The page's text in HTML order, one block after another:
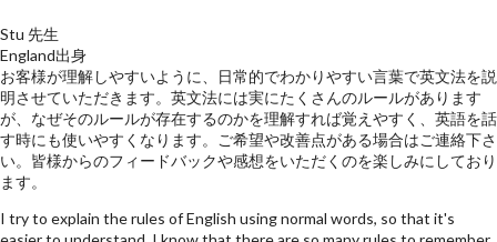
Stu 先生
England出身
お客様が理解しやすいように、日常的でわかりやすい言葉で英文法を説
明させていただきます。英文法には実にたくさんのルールがあります
が、なぜそのルールが存在するのかを理解すれば覚えやすく、英語を話
す時にも使いやすくなります。ご希望や改善点がある場合はご連絡下さ
い。皆様からのフィードバックや感想をいただくのを楽しみにしており
ます。
I try to explain the rules of English using normal words, so that it's